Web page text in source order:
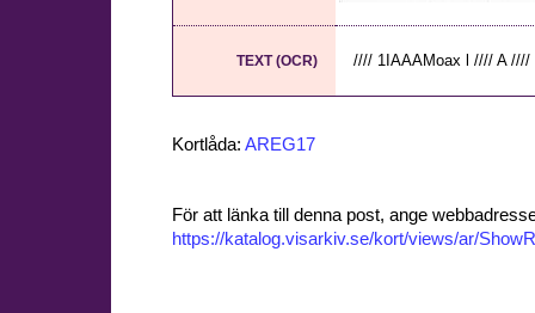
TEXT (OCR) //// 1IAAAMoax l //// A
Kortlåda: AREG17
För att länka till denna post, ange
https://katalog.visarkiv.se/kort/views/ar/